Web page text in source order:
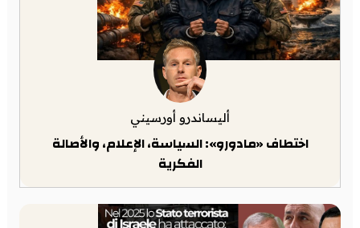
أليساندرو أورسيني
اختطاف «مادورو»: السياسة، الإعلام، والأصالة
الفكرية